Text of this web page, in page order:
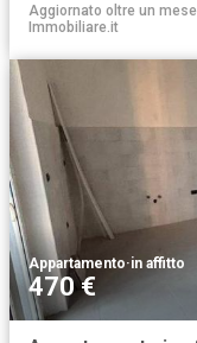
Aggiornato oltre un
Immobiliare.it
Appartamento·in affitto
470 €